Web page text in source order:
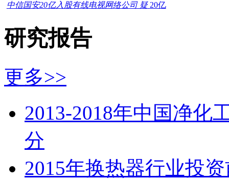
中信国安20亿入股有线电视网络公司 疑 20亿
研究报告
更多>>
2013-2018年中国净化
分
2015年换热器行业投